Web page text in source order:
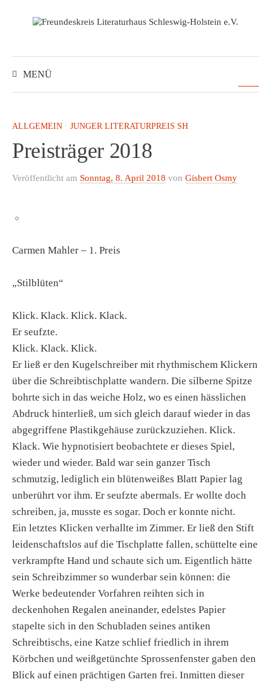
i
n
g
z
m
a
t
MENÜ
h
ALLGEMEIN / JUNGER LITERATURPREIS SH
Preisträger 2018
Veröffentlicht am Sonntag, 8. April 2018 von Gisbert Osmy
Carmen Mahler – 1. Preis
„Stilblüten“
Klick. Klack. Klick. Klack.
Er seufzte.
Klick. Klack. Klick.
Er ließ er den Kugelschreiber mit rhythmischem Klickern
über die Schreibtischplatte wandern. Die silberne Spitze
bohrte sich in das weiche Holz, wo es einen hässlichen
Abdruck hinterließ, um sich gleich darauf wieder in das
abgegriffene Plastikgehäuse zurückzuziehen. Klick.
Klack. Wie hypnotisiert beobachtete er dieses Spiel,
wieder und wieder. Bald war sein ganzer Tisch
schmutzig, lediglich ein blütenweißes Blatt Papier lag
unberührt vor ihm. Er seufzte abermals. Er wollte doch
schreiben, ja, musste es sogar. Doch er konnte nicht.
Ein letztes Klicken verhallte im Zimmer. Er ließ den Stift
leidenschaftslos auf die Tischplatte fallen, schüttelte eine
verkrampfte Hand und schaute sich um. Eigentlich hätte
sein Schreibzimmer so wunderbar sein können: die
Werke bedeutender Vorfahren reihten sich in
deckenhohen Regalen aneinander, edelstes Papier
stapelte sich in den Schubladen seines antiken
Schreibtischs, eine Katze schlief friedlich in ihrem
Körbchen und weißgetünchte Sprossenfenster gaben den
Blick auf einen prächtigen Garten frei. Inmitten dieser